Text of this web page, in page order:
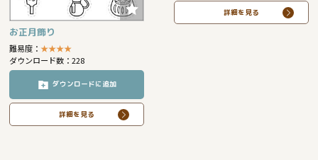
お正月飾り
難易度：★★★★
ダウンロード数：228
ダウンロードに追加
詳細を見る
詳細を見る